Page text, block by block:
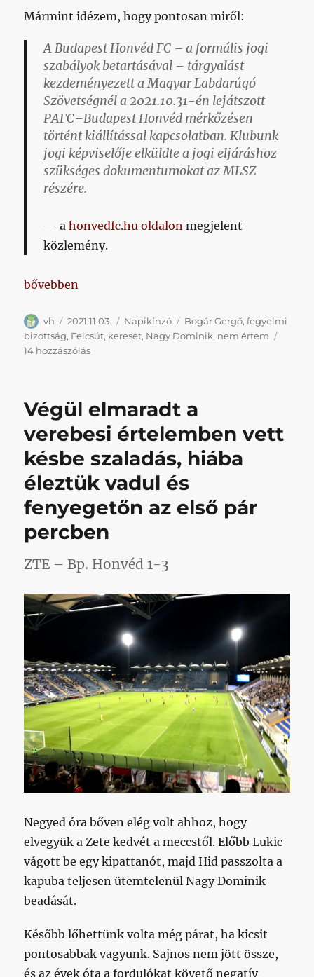
Mármint idézem, hogy pontosan miről:
A Budapest Honvéd FC – a formális jogi
szabályok betartásával – tárgyalást
kezdeményezett a Magyar Labdarúgó
Szövetségnél a 2021.10.31-én lejátszott
PAFC–Budapest Honvéd mérkőzésen
történt kiállítással kapcsolatban. Klubunk
jogi képviselője elküldte a jogi eljáráshoz
szükséges dokumentumokat az MLSZ
részére.
ahonvedfc.hu oldalon megjelent
közlemény.
„Blogunk – a formális szabályok betartásával –
bővebben
Szerző
vh Közzétéve
2021.11.03. Kategória
Napikínzó Címke
Bogár Gergő,fegyelmi
bizottság, Felcsút, kereset, Nagy Dominik, nem értem
14 hozzászólásBlogunk
szabályok
betartásával
–
posztot
írt
egy
történt
kiállítással
kapcsolatosan
cikkről
bejegyzéshez
Végül elmaradt a
verebesi értelemben vett
késbe szaladás, hiába
éleztük vadul és
fenyegetőn az első pár
percben
ZTE – Bp. Honvéd 1-3
Negyed óra bőven elég volt ahhoz, hogy
elvegyük a Zete kedvét a meccstől. Előbb Lukic
vágott be egy kipattanót, majd Hid passzolta a
kapuba teljesen ütemtelenül Nagy Dominik
beadását.
Később lőhettünk volta még párat, ha kicsit
pontosabbak vagyunk. Sajnos nem jött össze,
és az évek óta a fordulókat követő negatív